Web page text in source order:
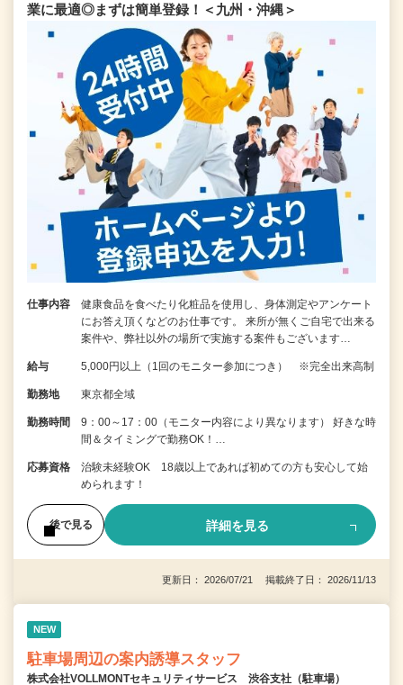
業に最適◎まずは簡単登録！＜九州・沖縄＞
仕事内容
健康食品を食べたり化粧品を使用し、身体測定やアンケート
にお答え頂くなどのお仕事です。 来所が無くご自宅で出来る
案件や、弊社以外の場所で実施する案件もございます…
給与 5,000円以上（1回のモニター参加につき） ※完全出来高制
勤務地 東京都全域
勤務時間
9：00～17：00（モニター内容により異なります） 好きな時
間＆タイミングで勤務OK！…
応募資格
治験未経験OK 18歳以上であれば初めての方も安心して始
められます！
後で見る 詳細を見る
更新日： 2026/07/21 掲載終了日： 2026/11/13
NEW
駐車場周辺の案内誘導スタッフ
株式会社VOLLMONTセキュリティサービス 渋谷支社（駐車場）